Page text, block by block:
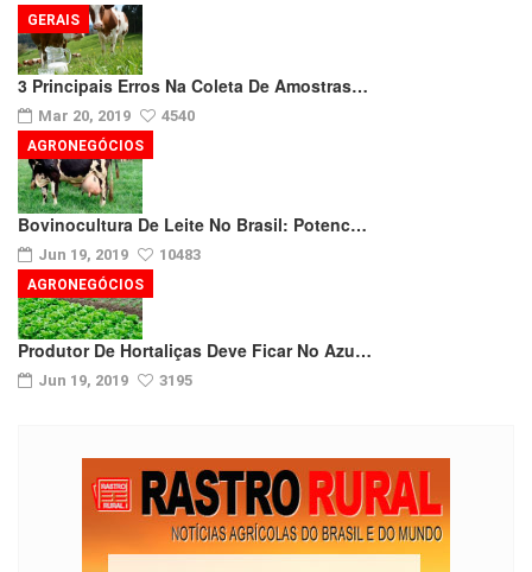
3 Principais Erros Na Coleta De Amostras…
Mar 20, 2019 4540
GERAIS
Bovinocultura De Leite No Brasil: Potenc…
Jun 19, 2019 10483
AGRONEGÓCIOS
Produtor De Hortaliças Deve Ficar No Azu…
Jun 19, 2019 3195
AGRONEGÓCIOS